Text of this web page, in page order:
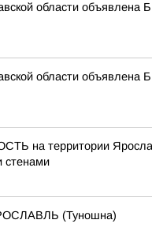
области
области
территории
стенами
(Туношна)